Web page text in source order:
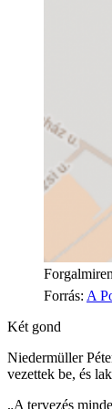
Forrás: A
Két gond
Niedermüller
vezettek be, és
„A tervezés